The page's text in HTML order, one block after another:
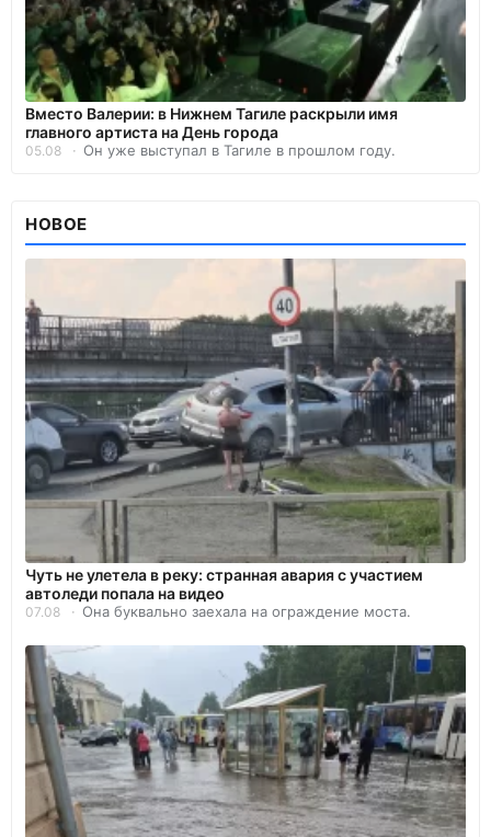
Вместо Валерии: в Нижнем Тагиле раскрыли имя
главного артиста на День города
05.08 Он уже выступал в Тагиле в прошлом году.
НОВОЕ
Чуть не улетела в реку: странная авария с участием
автоледи попала на видео
07.08 Она буквально заехала на ограждение моста.